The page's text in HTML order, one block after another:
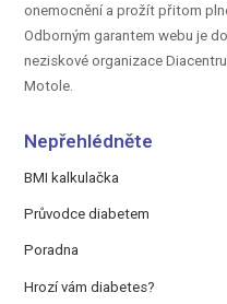
onemocnění a prožít přitom
Odborným garantem webu je
neziskové organizace
Motole.
Nepřehlédněte
BMI kalkulačka
Průvodce diabetem
Poradna
Hrozí vám diabetes?